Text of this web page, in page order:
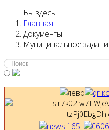
Вы здесь:
Главная
Документы
Муниципальное